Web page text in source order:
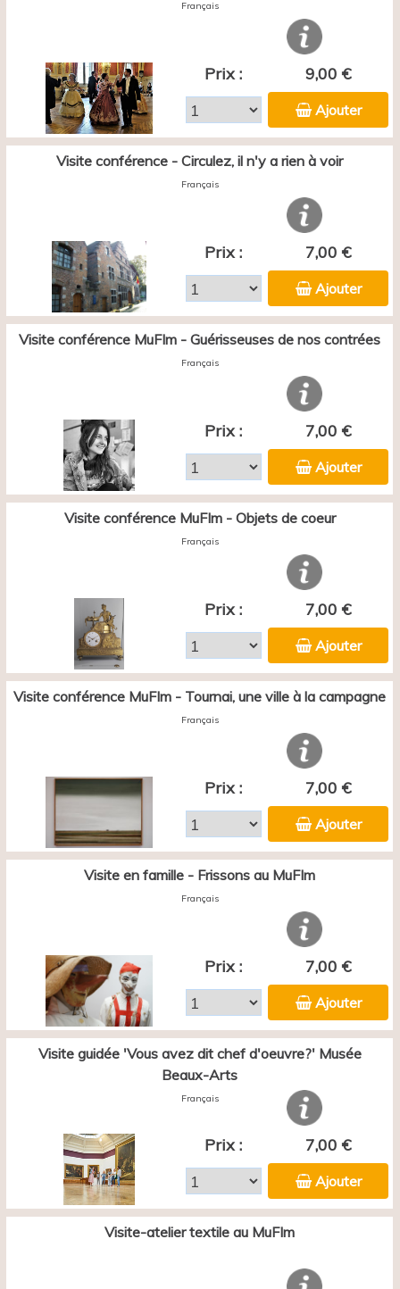
Français
Prix : 9,00 €
Ajouter
Visite conférence - Circulez, il n'y a rien à voir
Français
Prix : 7,00 €
Ajouter
Visite conférence MuFIm - Guérisseuses de nos contrées
Français
Prix : 7,00 €
Ajouter
Visite conférence MuFIm - Objets de coeur
Français
Prix : 7,00 €
Ajouter
Visite conférence MuFIm - Tournai, une ville à la campagne
Français
Prix : 7,00 €
Ajouter
Visite en famille - Frissons au MuFIm
Français
Prix : 7,00 €
Ajouter
Visite guidée 'Vous avez dit chef d'oeuvre?' Musée
Beaux-Arts
Français
Prix : 7,00 €
Ajouter
Visite-atelier textile au MuFIm